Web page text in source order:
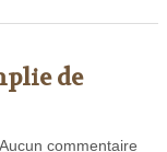
de
Aucun commentaire